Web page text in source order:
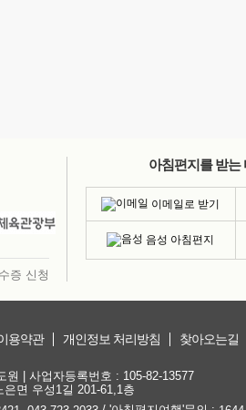
증 신청
아침편지를 받는
이메일로 받기
음성 아침편지
용약관 개인정보 처리방침 찾아오는길
| 사업자등록번호 : 105-82-13577
면 우성1길 201-61,1층